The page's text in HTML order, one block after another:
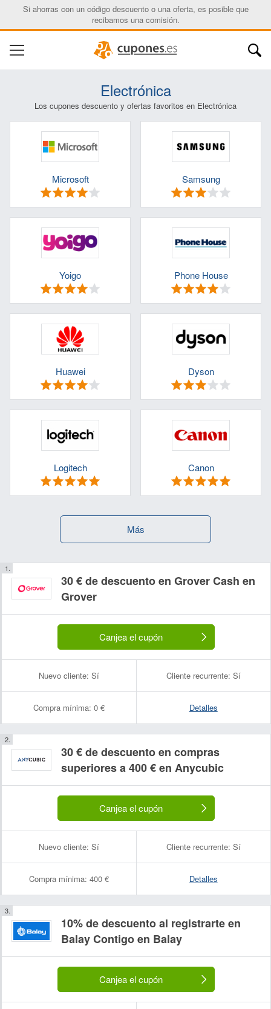
Si ahorras con un código descuento o una oferta, es posible que
recibamos una comisión.
Electrónica
Los cupones descuento y ofertas favoritos en Electrónica
Microsoft Samsung
Yoigo Phone House
Huawei Dyson
Logitech Canon
Más
30 € de descuento en Grover Cash en
Grover
Canjea el cupón
Nuevo cliente: Sí Cliente recurrente: Sí
Compra mínima: 0 € Detalles
30 € de descuento en compras
superiores a 400 € en Anycubic
Canjea el cupón
Nuevo cliente: Sí Cliente recurrente: Sí
Compra mínima: 400 € Detalles
10% de descuento al registrarte en
Balay Contigo en Balay
Canjea el cupón